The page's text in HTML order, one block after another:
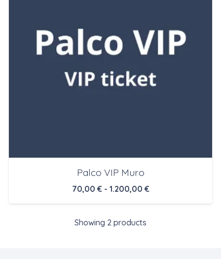
Palco VIP Muro
70,00 € - 1.200,00 €Rango
de
Showing 2 products